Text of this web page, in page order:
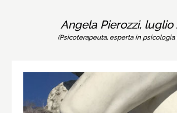
Angela Pierozzi, luglio
(Psicoterapeuta, esperta in psicologia